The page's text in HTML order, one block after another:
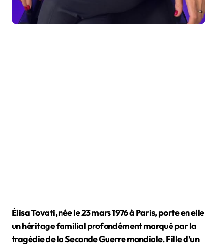
Élisa Tovati, née le 23 mars 1976 à Paris, porte en elle
un héritage familial profondément marqué par la
tragédie de la Seconde Guerre mondiale. Fille d’un